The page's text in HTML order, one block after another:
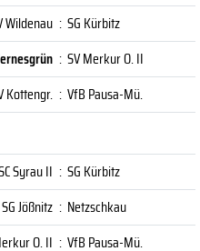
Wildenau : SG Kürbitz
: SV Merkur O. II
Kottengr. : VfB Pausa-Mü.
Syrau II : SG Kürbitz
SG Jößnitz : Netzschkau
O. II : VfB Pausa-Mü.